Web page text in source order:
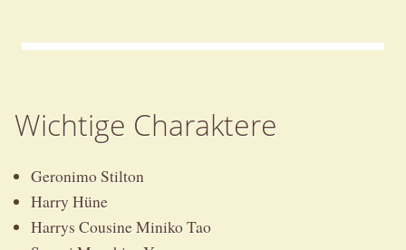
Wichtige Charaktere
Geronimo Stilton
Harry Hüne
Harrys Cousine Miniko Tao